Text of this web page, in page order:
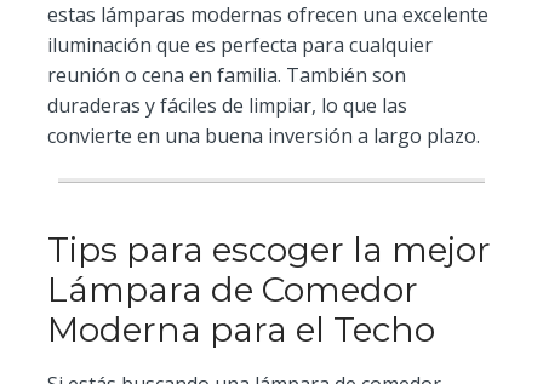
estas lámparas modernas ofrecen una excelente
iluminación que es perfecta para cualquier
reunión o cena en familia. También son
duraderas y fáciles de limpiar, lo que las
convierte en una buena inversión a largo plazo.
Tips para escoger la mejor
Lámpara de Comedor
Moderna para el Techo